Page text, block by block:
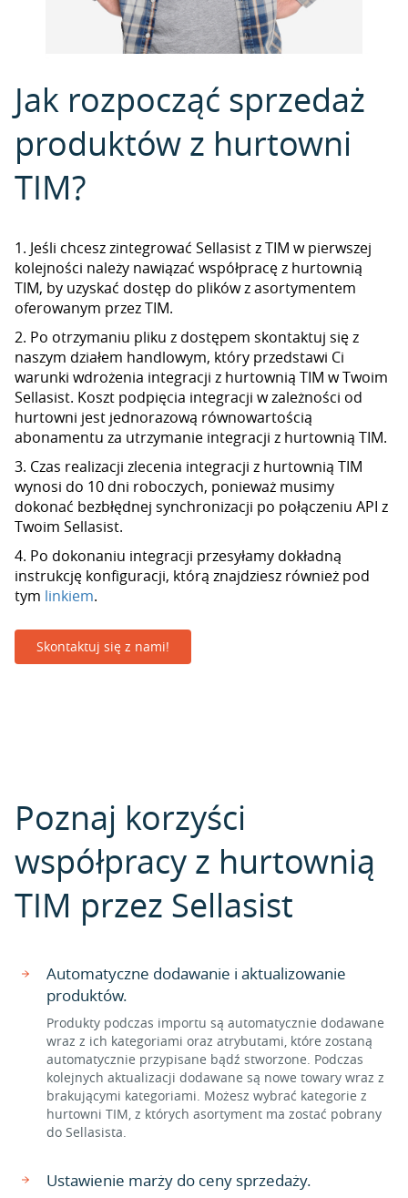
Jak rozpocząć sprzedaż
produktów z hurtowni
TIM?
1. Jeśli chcesz zintegrować Sellasist z TIM w pierwszej
kolejności należy nawiązać współpracę z hurtownią
TIM, by uzyskać dostęp do plików z asortymentem
oferowanym przez TIM.
2. Po otrzymaniu pliku z dostępem skontaktuj się z
naszym działem handlowym, który przedstawi Ci
warunki wdrożenia integracji z hurtownią TIM w Twoim
Sellasist. Koszt podpięcia integracji w zależności od
hurtowni jest jednorazową równowartością
abonamentu za utrzymanie integracji z hurtownią TIM.
3. Czas realizacji zlecenia integracji z hurtownią TIM
wynosi do 10 dni roboczych, ponieważ musimy
dokonać bezbłędnej synchronizacji po połączeniu API z
Twoim Sellasist.
4. Po dokonaniu integracji przesyłamy dokładną
instrukcję konfiguracji, którą znajdziesz również pod
tym linkiem.
Skontaktuj się z nami!
Poznaj korzyści
współpracy z hurtownią
TIM przez Sellasist
Automatyczne dodawanie i aktualizowanie
produktów.
Produkty podczas importu są automatycznie dodawane
wraz z ich kategoriami oraz atrybutami, które zostaną
automatycznie przypisane bądź stworzone. Podczas
kolejnych aktualizacji dodawane są nowe towary wraz z
brakującymi kategoriami. Możesz wybrać kategorie z
hurtowni TIM, z których asortyment ma zostać pobrany
do Sellasista.
Ustawienie marży do ceny sprzedaży.